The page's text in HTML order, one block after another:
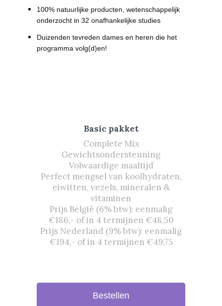
100% natuurlijke producten, wetenschappelijk
onderzocht in 32 onafhankelijke studies
Duizenden tevreden dames en heren die het
programma volg(d)en!
Basic pakket
Complete Mix
Gewichtsondersteuning
Volwaardige maaltijd
Perfect mengsel van koolhydraten,
eiwitten, vezels, mineralen &
vitaminen
Prijs België (6% btw): eenmalig
€186,- of in 4 termijnen €48,50
Prijs Nederland (9% btw): eenmalig
€194,- of in 4 termijnen €49,75
Bestellen